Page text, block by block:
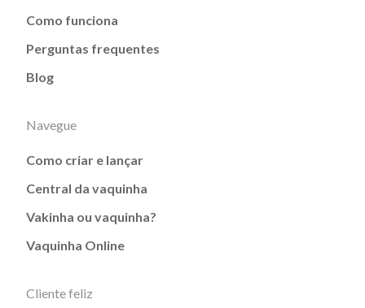
Como funciona
Perguntas frequentes
Blog
Navegue
Como criar e lançar
Central da vaquinha
Vakinha ou vaquinha?
Vaquinha Online
Cliente feliz